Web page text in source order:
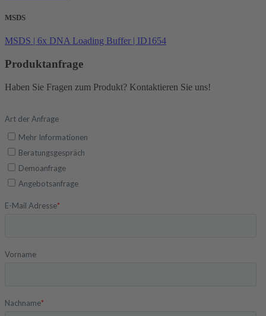
MSDS
MSDS | 6x DNA Loading Buffer | ID1654
Produktanfrage
Haben Sie Fragen zum Produkt? Kontaktieren Sie uns!